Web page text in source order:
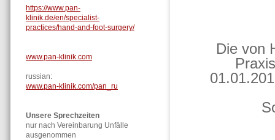
https://www.pan-
klinik.de/en/specialist-
practices/hand-and-foot-surgery/
www.pan-klinik.com
russian:
www.pan-klinik.com/pan_ru
Unsere Sprechzeiten
nur nach Vereinbarung Unfälle
ausgenommen
Die von